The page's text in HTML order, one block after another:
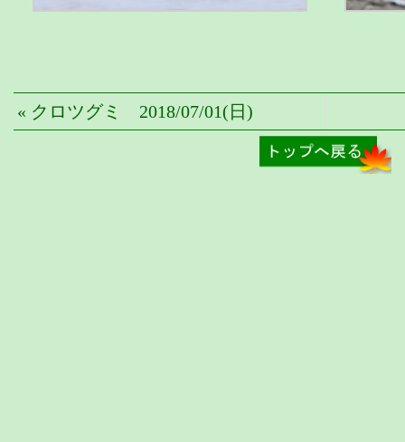
« クロツグミ 2018/07/01(日)